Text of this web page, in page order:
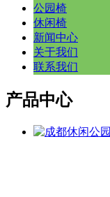
公园椅
休闲椅
新闻中心
关于我们
联系我们
产品中心